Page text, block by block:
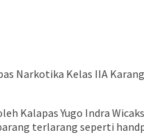
Narkotika Kelas IIA
Kalapas Yugo Indra
terlarang seperti